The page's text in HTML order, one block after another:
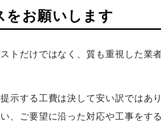
をお願いします
トだけではなく、質も重視した業
示する工費は決して安い訳ではあ
、ご要望に沿った対応や工事をす